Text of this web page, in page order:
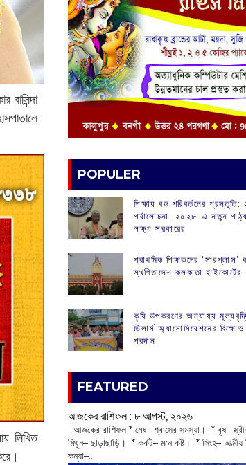
লিখিত
POPULER
শিক্ষায় বড় পরিবর্তনের
পর্যালোচনা, ২০২৮-এ নতুন
লক্ষ্য সরকারের
প্রাথমিক শিক্ষকদের ‘সারপ্লাস’
স্থগিতাদেশ কলকাতা হাইকোর্টের
কৃষি উপকরণের অন্যায্য
ডিলার্স অ্যাসোসিয়েশনের বিক্ষোভ
প্রদান
FEATURED
আজকের রাশিফল :‌ ‌‌৮ আগস্ট, ২০২৬
আজকের রাশিফল * মেষ– শ্বাসের সমস্যা। * বৃষ–
মিথুন– ছাড়াছাড়ি। * কর্কট– মনে কষ্ট। * সিংহ–
কন্যা–...